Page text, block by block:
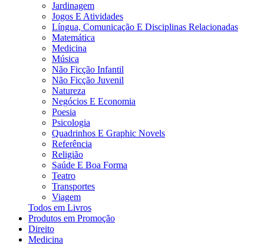
Jardinagem
Jogos E Atividades
Língua, Comunicação E Disciplinas Relacionadas
Matemática
Medicina
Música
Não Ficção Infantil
Não Ficção Juvenil
Natureza
Negócios E Economia
Poesia
Psicologia
Quadrinhos E Graphic Novels
Referência
Religião
Saúde E Boa Forma
Teatro
Transportes
Viagem
Todos em Livros
Produtos em Promoção
Direito
Medicina